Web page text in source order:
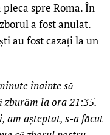
spre Roma. În
a fost anulat.
au fost cazați la un
înainte să
zburăm la ora 21:35.
am așteptat, s-a făcut